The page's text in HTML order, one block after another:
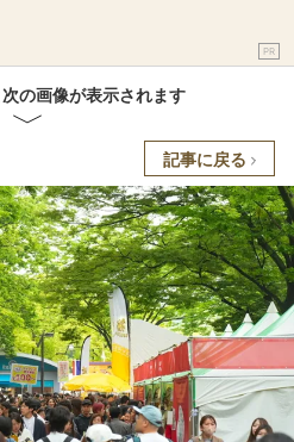
PR
の画像が表示されます
記事に戻る